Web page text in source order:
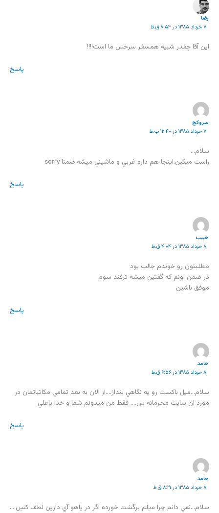
رضا
۷ خرداد ۱۳۸۵ در ۸:۵۳ ق.ظ
اين آقا چقدر شبيه همسفر سرخس ما است!!!!
پاسخ
سروکج
۷ خرداد ۱۳۸۵ در ۱۲:۴۰ ب.ظ
سلام…
راست ميگين.اينجا هم داره غربي و ماشيني ميشه.ضمنا sorry
پاسخ
حبیب
۸ خرداد ۱۳۸۵ در ۴:۰۴ ق.ظ
مطلبتون رو خوندم جالب بود
در ضمن اونم که گفتين ميشه ترفند سوم
موفق باشين
پاسخ
حامد
۸ خرداد ۱۳۸۵ در ۶:۵۶ ق.ظ
سلام…ميل باکست رو يه نگاهي بنداز….از الان به بعد تمامي مکاتباتمان در
مورد ان سايت محرمانه س…. فقط من ميدونم شما و خدا ياعلي
پاسخ
حامد
۸ خرداد ۱۳۸۵ در ۸:۲۱ ق.ظ
سلام…نمي دانم چرا ميلم برگشت خورده اگر در ياهو آي دارين لطف کنين….